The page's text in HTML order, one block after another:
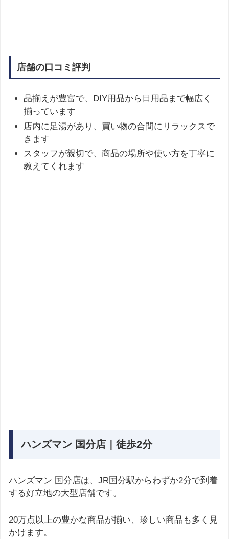
店舗の口コミ評判
品揃えが豊富で、DIY用品から日用品まで幅広く
揃っています
店内に足湯があり、買い物の合間にリラックスで
きます
スタッフが親切で、商品の場所や使い方を丁寧に
教えてくれます
ハンズマン 国分店｜徒歩2分
ハンズマン 国分店は、JR国分駅からわずか2分で到着
する好立地の大型店舗です。
20万点以上の豊かな商品が揃い、珍しい商品も多く見
かけます。